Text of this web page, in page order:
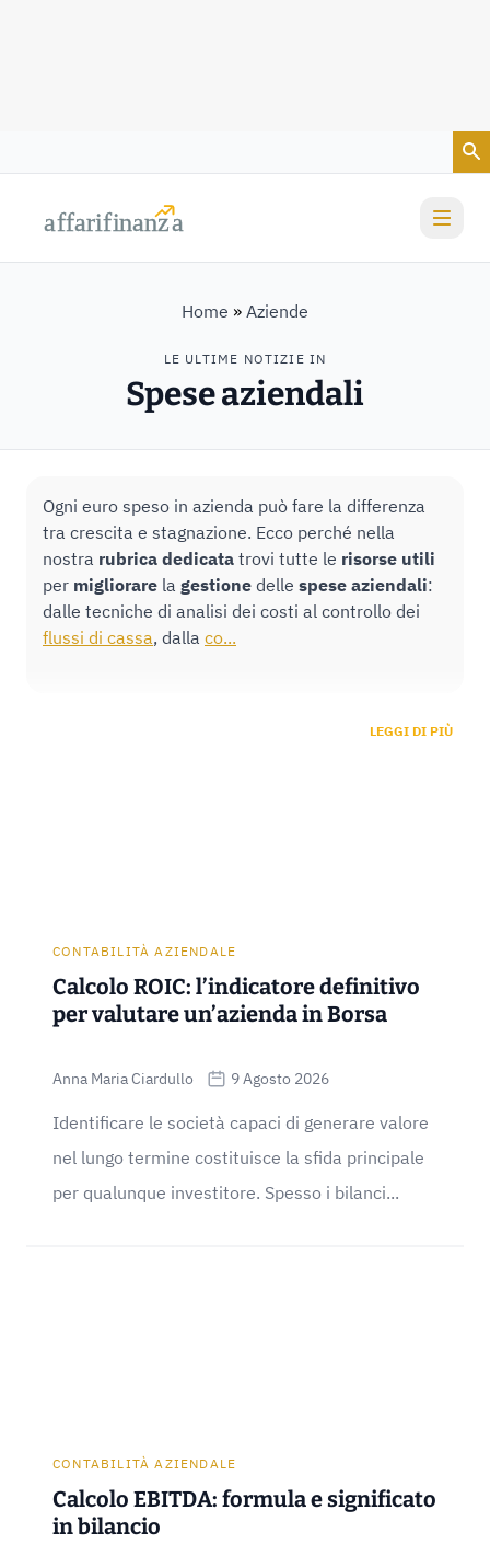
affarifinanza
affarifinanza
LE ULTIME NOTIZIE IN
Spese aziendali
Home » Aziende
Ogni euro speso in azienda può fare la differenza
tra crescita e stagnazione. Ecco perché nella
nostra rubrica dedicata trovi tutte le risorse utili
per migliorare la gestione delle spese aziendali:
dalle tecniche di analisi dei costi al controllo dei
flussi di cassa, dalla co...
LEGGI DI PIÙ
CONTABILITÀ AZIENDALE
Calcolo ROIC: l’indicatore definitivo
per valutare un’azienda in Borsa
Anna Maria Ciardullo 9 Agosto 2026
Identificare le società capaci di generare valore
nel lungo termine costituisce la sfida principale
per qualunque investitore. Spesso i bilanci...
CONTABILITÀ AZIENDALE
Calcolo EBITDA: formula e significato
in bilancio